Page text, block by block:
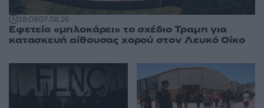
18:0807.08.26
Εφετείο «μπλοκάρει» το σχέδιο Τραμπ για
κατασκευή αίθουσας χορού στον Λευκό Οίκο